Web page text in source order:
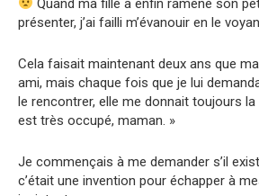
Quand ma fille a enfin ramené son
présenter, j’ai failli m’évanouir en le
Cela faisait maintenant deux ans que
ami, mais chaque fois que je lui
le rencontrer, elle me donnait toujours la
est très occupé, maman. »
Je commençais à me demander s’il
c’était une invention pour échapper à